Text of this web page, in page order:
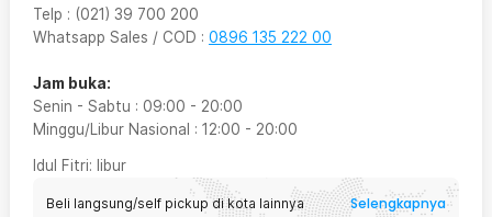
Telp : (021) 39 700 200
Whatsapp Sales / COD : 0896 135 222 00
Jam buka:
Senin - Sabtu : 09:00 - 20:00
Minggu/Libur Nasional : 12:00 - 20:00
Idul Fitri: libur
Beli langsung/self pickup di kota lainnya Selengkapnya